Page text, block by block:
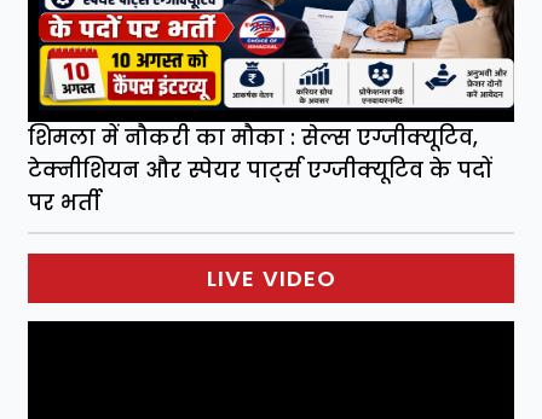
शिमला में नौकरी का मौका : सेल्स एग्जीक्यूटिव,
टेक्नीशियन और स्पेयर पार्ट्स एग्जीक्यूटिव के पदों
पर भर्ती
LIVE VIDEO